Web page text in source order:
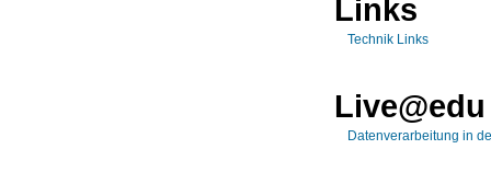
Links
Technik Links
Live@edu
Datenverarbeitung in